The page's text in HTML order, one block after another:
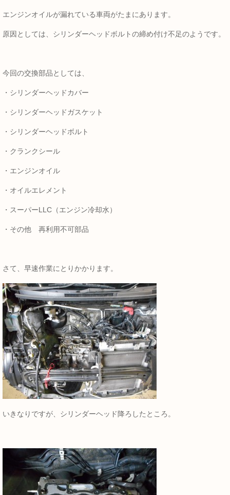
エンジンオイルが漏れている車両がたまにあります。
原因としては、シリンダーヘッドボルトの締め付け不足のようです。
今回の交換部品としては、
・シリンダーヘッドカバー
・シリンダーヘッドガスケット
・シリンダーヘッドボルト
・クランクシール
・エンジンオイル
・オイルエレメント
・スーパーLLC（エンジン冷却水）
・その他 再利用不可部品
さて、早速作業にとりかかります。
いきなりですが、シリンダーヘッド降ろしたところ。